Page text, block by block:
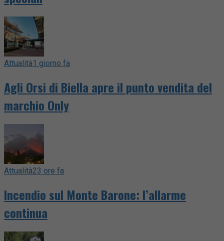
Attualità1 giorno fa
Agli Orsi di Biella apre il punto vendita del
marchio Only
Attualità23 ore fa
Incendio sul Monte Barone: l’allarme
continua